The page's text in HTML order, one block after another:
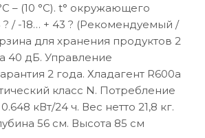
– (10 °С). t° окружающего
? / -18… + 43 ? (Рекомендуемый /
для хранения продуктов 2
40 дБ. Управление
2 года. Хладагент R600a
класс N. Потребление
кВт/24 ч. Вес нетто 21,8 кг.
56 см. Высота 85 см